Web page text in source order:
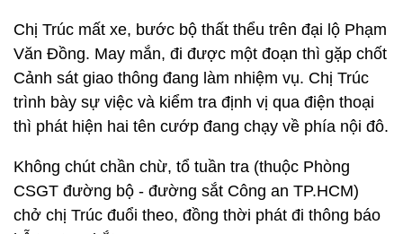
Chị Trúc mất xe, bước bộ thất thểu trên đại lộ Phạm
Văn Đồng. May mắn, đi được một đoạn thì gặp chốt
Cảnh sát giao thông đang làm nhiệm vụ. Chị Trúc
trình bày sự việc và kiểm tra định vị qua điện thoại
thì phát hiện hai tên cướp đang chạy về phía nội đô.
Không chút chần chừ, tổ tuần tra (thuộc Phòng
CSGT đường bộ - đường sắt Công an TP.HCM)
chở chị Trúc đuổi theo, đồng thời phát đi thông báo